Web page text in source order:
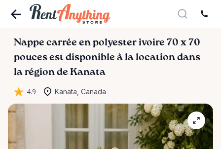
Nappe carrée en polyester ivoire 70 x 70
pouces est disponible à la location dans
la région de Kanata
4.9 Kanata, Canada